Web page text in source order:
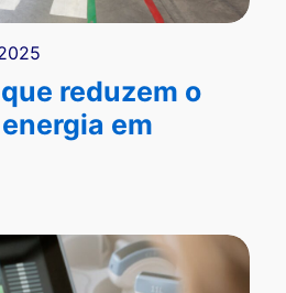
reduzem o
em